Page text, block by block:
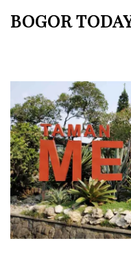
BOGOR